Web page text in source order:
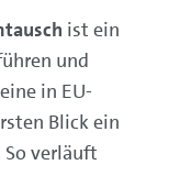
ist ein
und
in EU-
Blick ein
verläuft